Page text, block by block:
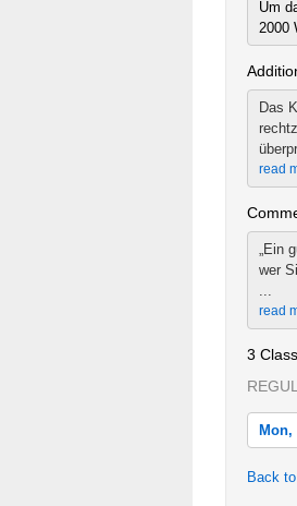
Um
2000
Das
read
„Ein
wer
...
read
3
Mon,
Back